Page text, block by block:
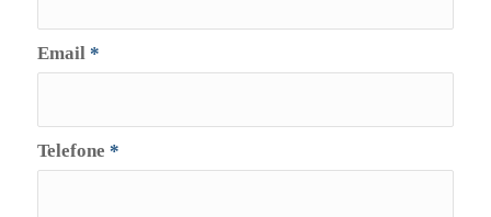
Email *
Telefone *